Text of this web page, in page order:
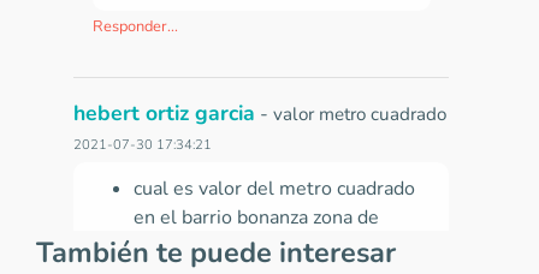
Responder...
hebert ortiz garcia - valor metro cuadrado
2021-07-30 17:34:21
cual es valor del metro cuadrado
en el barrio bonanza zona de
engativa, vetustez 5 años
También te puede interesar